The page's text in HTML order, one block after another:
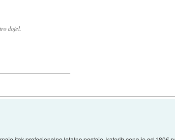
dojel.